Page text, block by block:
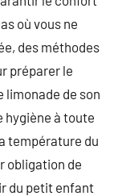
où vous ne
des méthodes
préparer le
limonade de son
hygiène à toute
température du
obligation de
du petit enfant